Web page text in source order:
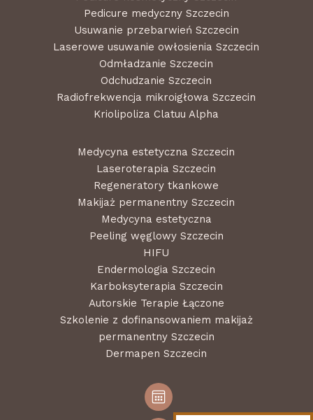
Pedicure medyczny Szczecin
Usuwanie przebarwień Szczecin
Laserowe usuwanie owłosienia Szczecin
Odmładzanie Szczecin
Odchudzanie Szczecin
Radiofrekwencja mikroigłowa Szczecin
Kriolipoliza Clatuu Alpha
Medycyna estetyczna Szczecin
Laseroterapia Szczecin
Regeneratory tkankowe
Makijaż permanentny Szczecin
Medycyna estetyczna
Peeling węglowy Szczecin
HIFU
Endermologia Szczecin
Karboksyterapia Szczecin
Autorskie Terapie Łączone
Szkolenie z dofinansowaniem makijaż
permanentny Szczecin
Dermapen Szczecin